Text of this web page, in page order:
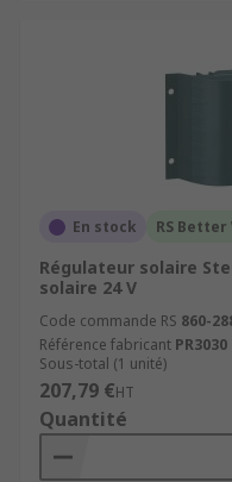
En stock RS Better
Régulateur solaire
solaire 24 V
Code commande RS 860-
Référence fabricant PR3030
Sous-total (1 unité)
207,79 €HT
Quantité